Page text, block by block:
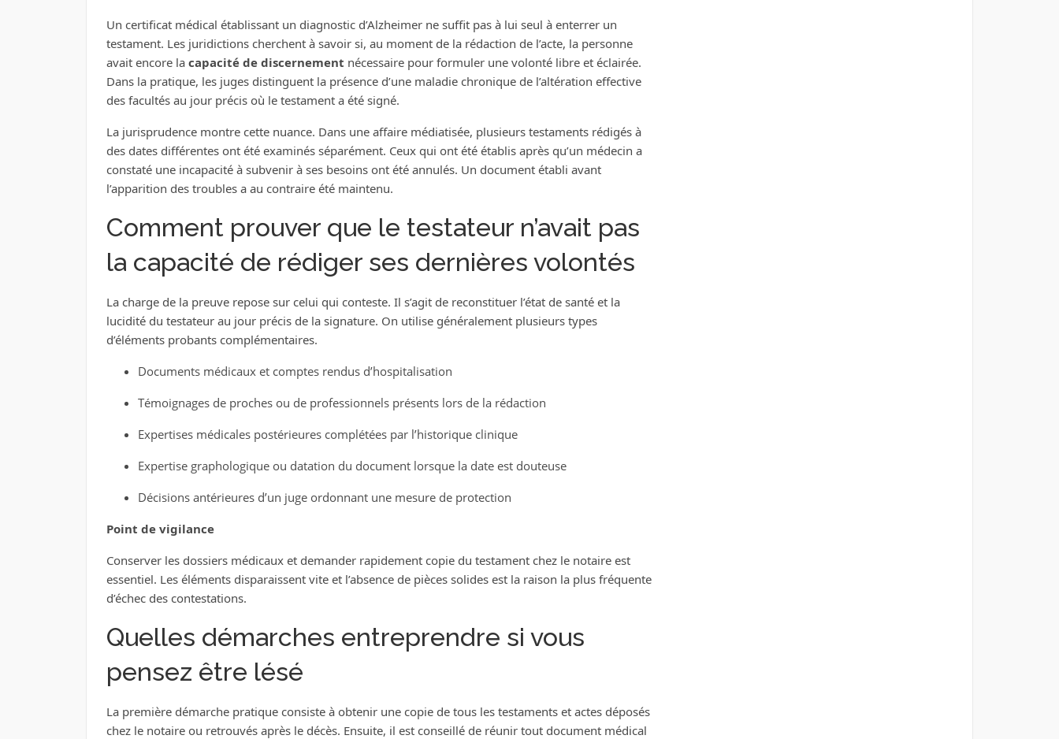
Un certificat médical établissant un diagnostic d’Alzheimer ne suffit pas à lui seul à enterrer un
testament. Les juridictions cherchent à savoir si, au moment de la rédaction de l’acte, la personne
avait encore la capacité de discernement nécessaire pour formuler une volonté libre et éclairée.
Dans la pratique, les juges distinguent la présence d’une maladie chronique de l’altération effective
des facultés au jour précis où le testament a été signé.
La jurisprudence montre cette nuance. Dans une affaire médiatisée, plusieurs testaments rédigés à
des dates différentes ont été examinés séparément. Ceux qui ont été établis après qu’un médecin a
constaté une incapacité à subvenir à ses besoins ont été annulés. Un document établi avant
l’apparition des troubles a au contraire été maintenu.
Comment prouver que le testateur n’avait pas
la capacité de rédiger ses dernières volontés
La charge de la preuve repose sur celui qui conteste. Il s’agit de reconstituer l’état de santé et la
lucidité du testateur au jour précis de la signature. On utilise généralement plusieurs types
d’éléments probants complémentaires.
Documents médicaux et comptes rendus d’hospitalisation
Témoignages de proches ou de professionnels présents lors de la rédaction
Expertises médicales postérieures complétées par l’historique clinique
Expertise graphologique ou datation du document lorsque la date est douteuse
Décisions antérieures d’un juge ordonnant une mesure de protection
Point de vigilance
Conserver les dossiers médicaux et demander rapidement copie du testament chez le notaire est
essentiel. Les éléments disparaissent vite et l’absence de pièces solides est la raison la plus fréquente
d’échec des contestations.
Quelles démarches entreprendre si vous
pensez être lésé
La première démarche pratique consiste à obtenir une copie de tous les testaments et actes déposés
chez le notaire ou retrouvés après le décès. Ensuite, il est conseillé de réunir tout document médical